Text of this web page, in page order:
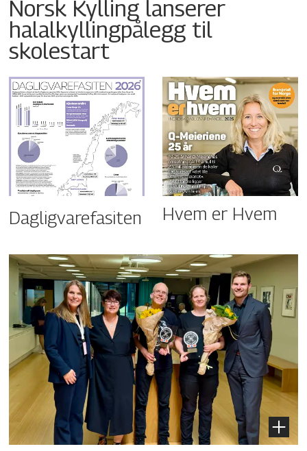
Norsk Kylling lanserer
halalkyllingpålegg til
skolestart
Dagligvarefasiten Hvem er Hvem